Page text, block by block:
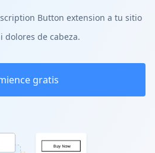
Button extension a tu sitio
dolores de cabeza.
gratis